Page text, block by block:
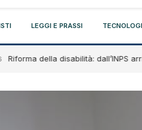
LEGGI E PRASSI
della disabilità: dall’INPS arrivano